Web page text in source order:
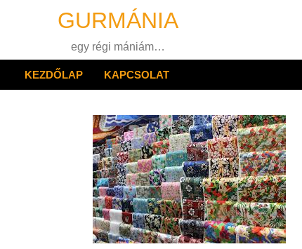
GURMÁNIA
egy régi mániám…
KEZDŐLAP KAPCSOLAT